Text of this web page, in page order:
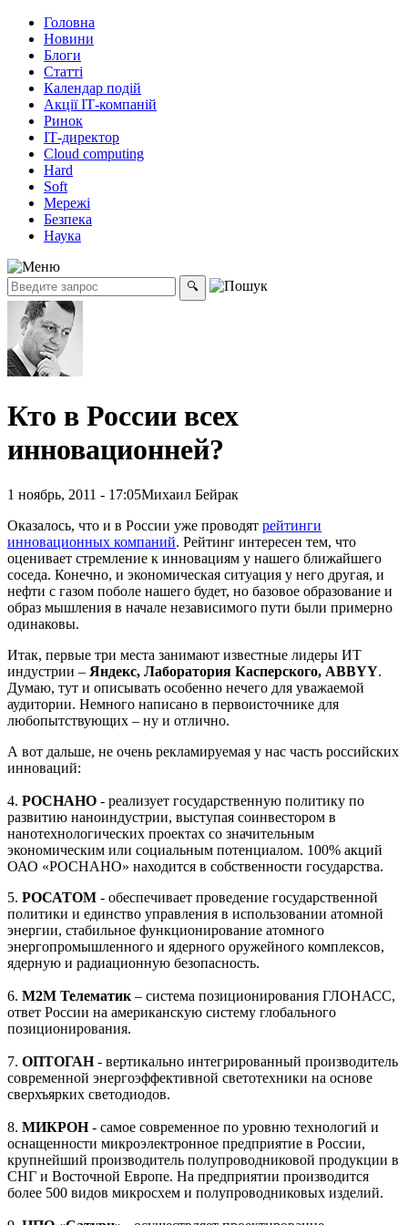
Головна
Новини
Блоги
Статті
Календар подій
Акції ІТ-компаній
Ринок
ІТ-директор
Cloud computing
Hard
Soft
Мережі
Безпека
Наука
Кто в России всех
инновационней?
1 ноябрь, 2011 - 17:05Михаил Бейрак
Оказалось, что и в России уже проводят рейтинги
инновационных компаний. Рейтинг интересен тем, что
оценивает стремление к инновациям у нашего ближайшего
соседа. Конечно, и экономическая ситуация у него другая, и
нефти с газом поболе нашего будет, но базовое образование и
образ мышления в начале независимого пути были примерно
одинаковы.
Итак, первые три места занимают известные лидеры ИТ
индустрии – Яндекс, Лаборатория Касперского, ABBYY.
Думаю, тут и описывать особенно нечего для уважаемой
аудитории. Немного написано в первоисточнике для
любопытствующих – ну и отлично.
А вот дальше, не очень рекламируемая у нас часть российских
инноваций:
4. РОСНАНО - реализует государственную политику по
развитию наноиндустрии, выступая соинвестором в
нанотехнологических проектах со значительным
экономическим или социальным потенциалом. 100% акций
ОАО «РОСНАНО» находится в собственности государства.
5. РОСАТОМ - обеспечивает проведение государственной
политики и единство управления в использовании атомной
энергии, стабильное функционирование атомного
энергопромышленного и ядерного оружейного комплексов,
ядерную и радиационную безопасность.
6. М2М Телематик – система позиционирования ГЛОНАСС,
ответ России на американскую систему глобального
позиционирования.
7. ОПТОГАН- вертикально интегрированный производитель
современной энергоэффективной светотехники на основе
сверхъярких светодиодов.
8. МИКРОН- самое современное по уровню технологий и
оснащенности микроэлектронное предприятие в России,
крупнейший производитель полупроводниковой продукции в
СНГ и Восточной Европе. На предприятии производится
более 500 видов микросхем и полупроводниковых изделий.